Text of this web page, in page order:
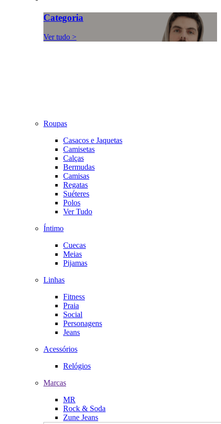
Categoria
Ver tudo >
Roupas
Casacos e Jaquetas
Camisetas
Calças
Bermudas
Camisas
Regatas
Suéteres
Polos
Ver Tudo
Íntimo
Cuecas
Meias
Pijamas
Linhas
Fitness
Praia
Social
Personagens
Jeans
Acessórios
Relógios
Marcas
MR
Rock & Soda
Zune Jeans